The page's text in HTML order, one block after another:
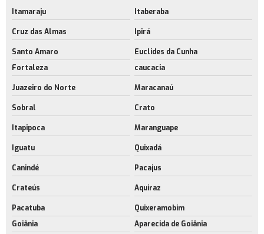
Itamaraju Itaberaba
Cruz das Almas Ipirá
Santo Amaro
Euclides da Cunha
Fortaleza
caucacia
Juazeiro do Norte Maracanaú
Sobral Crato
Itapipoca Maranguape
Iguatu Quixadá
Canindé Pacajus
Crateús Aquiraz
Pacatuba
Quixeramobim
Goiânia
Aparecida de Goiânia